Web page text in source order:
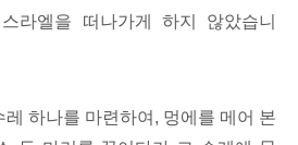
라엘을 떠나가게 하지 않았습니
레 하나를 마련하여, 멍에를 메어 본